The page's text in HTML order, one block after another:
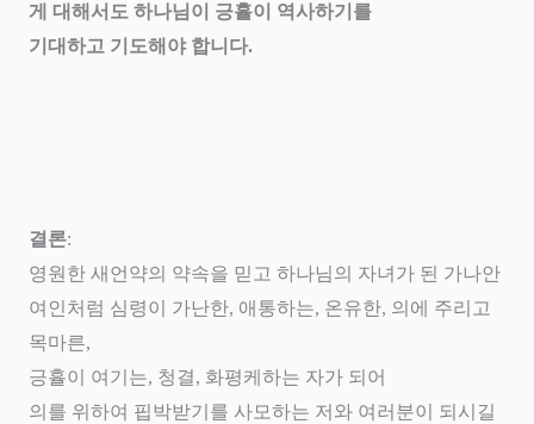
게 대해서도 하나님이 긍휼이 역사하기를
기대하고 기도해야 합니다.
결론:
영원한 새언약의 약속을 믿고 하나님의 자녀가 된 가나안
여인처럼 심령이 가난한, 애통하는, 온유한, 의에 주리고
목마른,
긍휼이 여기는, 청결, 화평케하는 자가 되어
의를 위하여 핍박받기를 사모하는 저와 여러분이 되시길